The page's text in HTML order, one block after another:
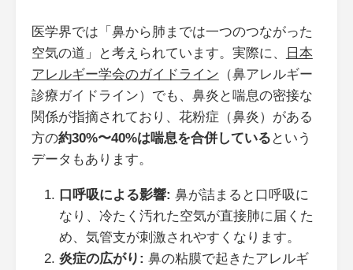
医学界では「鼻から肺までは一つのつながった
空気の道」と考えられています。実際に、
日本
アレルギー学会のガイドライン （鼻アレルギー
診療ガイドライン）でも、鼻炎と喘息の密接な
関係が指摘されており、花粉症（鼻炎）がある
方の約30%〜40%は喘息を合併している という
データもあります。
口呼吸による影響: 鼻が詰まると口呼吸に
なり、冷たく汚れた空気が直接肺に届くた
め、気管支が刺激されやすくなります。
炎症の広がり: 鼻の粘膜で起きたアレルギ